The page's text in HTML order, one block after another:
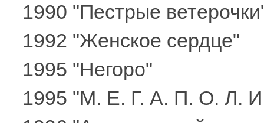
1990 "Пестрые
1992 "Женское сердце"
1995 "Негоро"
1995 "М. Е. Г. А. П. О. Л.